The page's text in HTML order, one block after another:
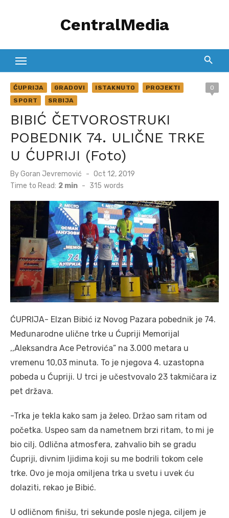
CentralMedia
ĆUPRIJA GRADOVI ISTAKNUTO
PROJEKTI
SPORT
SRBIJA
0
BIBIĆ ČETVOROSTRUKI
POBEDNIK 74. ULIČNE TRKE
U ĆUPRIJI (Foto)
ByGoran Jevremović
Posted
on
Oct 12, 2019
Time to Read: 2 min - 315 words
ĆUPRIJA- Elzan Bibić iz Novog Pazara pobednik je 74.
Međunarodne ulične trke u Ćupriji Memorijal
,,Aleksandra Ace Petrovića” na 3.000 metara u
vremenu 10,03 minuta. To je njegova 4. uzastopna
pobeda u Ćupriji. U trci je učestvovalo 23 takmičara iz
pet država.
-Trka je tekla kako sam ja želeo. Držao sam ritam od
početka. Uspeo sam da nametnem brzi ritam, to mi je
bio cilj. Odlična atmosfera, zahvalio bih se gradu
Ćupriji, divnim ljidima koji su me bodrili tokom cele
trke. Ovo je moja omiljena trka u svetu i uvek ću
dolaziti, rekao je Bibić.
U odličnom finišu, tri sekunde posle njega, ciljem je